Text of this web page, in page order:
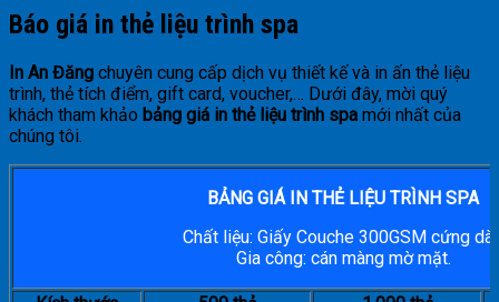
Báo giá in thẻ liệu trình spa
In An Đăng chuyên cung cấp dịch vụ thiết kế và in ấn thẻ liệu
trình, thẻ tích điểm, gift card, voucher,… Dưới đây, mời quý
khách tham khảo bảng giá in thẻ liệu trình spa mới nhất của
chúng tôi.
BẢNG GIÁ IN THẺ LIỆU TRÌNH SPA
Chất liệu: Giấy Couche 300GSM cứng
Gia công: cán màng mờ mặt.